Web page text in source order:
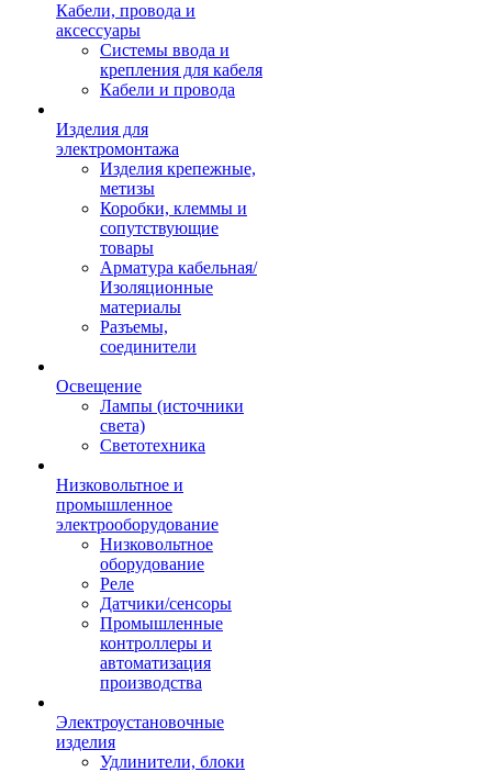
Кабели, провода и
аксессуары
Системы ввода и
крепления для кабеля
Кабели и провода
Изделия для
электромонтажа
Изделия крепежные,
метизы
Коробки, клеммы и
сопутствующие
товары
Арматура кабельная/
Изоляционные
материалы
Разъемы,
соединители
Освещение
Лампы (источники
света)
Светотехника
Низковольтное и
промышленное
электрооборудование
Низковольтное
оборудование
Реле
Датчики/сенсоры
Промышленные
контроллеры и
автоматизация
производства
Электроустановочные
изделия
Удлинители, блоки